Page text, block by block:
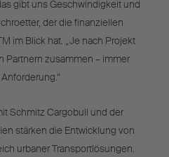
gibt uns Geschwindigkeit und
der die finanziellen
im Blick hat. „Je nach Projekt
Partnern zusammen – immer
Schmitz Cargobull und der
stärken die Entwicklung von
urbaner Transportlösungen.